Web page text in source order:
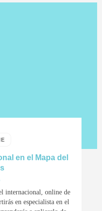
en el Mapa del
internacional, online de
en especialista en el